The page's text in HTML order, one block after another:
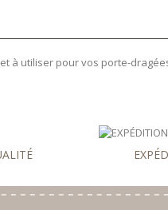
à utiliser pour vos porte-